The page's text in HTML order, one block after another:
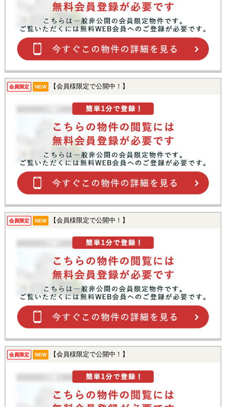
会員限定 NEW 【会員様限定で公開中！】
会員限定 NEW 【会員様限定で公開中！】
会員限定 NEW 【会員様限定で公開中！】